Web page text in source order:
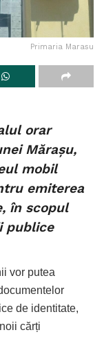
Primaria Marasu
orar
Mărașu,
mobil
emiterea
în scopul
publice
vor putea
de identitate,
cărți